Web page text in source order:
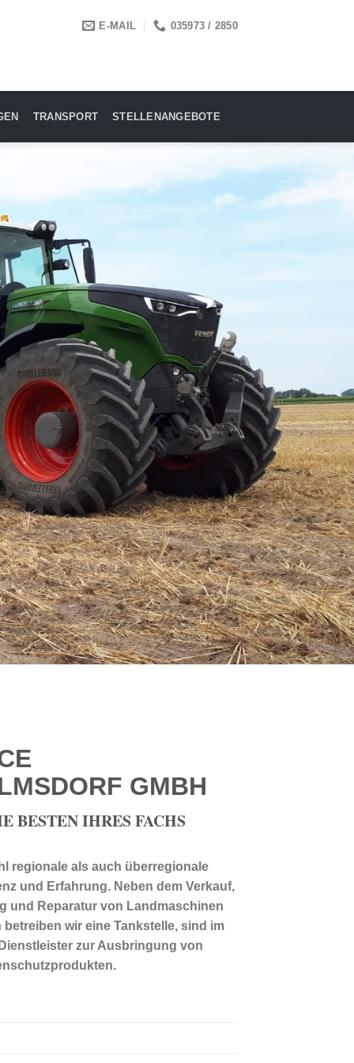
E-MAIL 035973 / 2850
TRANSPORT STELLENANGEBOTE
GMBH
BESTEN IHRES FACHS
regionale als auch überregionale
und Erfahrung. Neben dem Verkauf,
und Reparatur von Landmaschinen
wir eine Tankstelle, sind im
zur Ausbringung von